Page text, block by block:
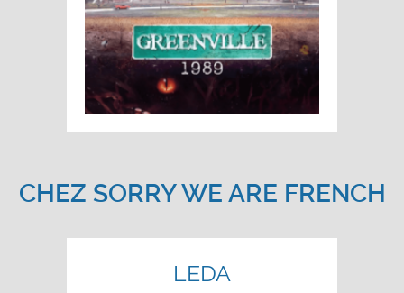
CHEZ SORRY WE ARE FRENCH
LEDA